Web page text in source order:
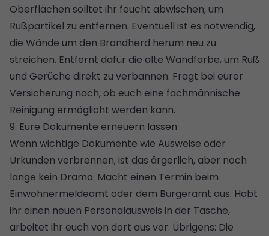
Oberflächen solltet ihr feucht abwischen, um
Rußpartikel zu entfernen. Eventuell ist es notwendig,
die Wände um den Brandherd herum neu zu
streichen. Entfernt dafür die alte Wandfarbe, um Ruß
und Gerüche direkt zu verbannen. Fragt bei eurer
Versicherung nach, ob euch eine fachmännische
Reinigung ermöglicht werden kann.
9. Eure Dokumente erneuern lassen
Wenn wichtige Dokumente wie Ausweise oder
Urkunden verbrennen, ist das ärgerlich, aber noch
lange kein Drama. Macht einen Termin beim
Einwohnermeldeamt oder dem Bürgeramt aus. Habt
ihr einen neuen Personalausweis in der Tasche,
arbeitet ihr euch von dort aus vor. Übrigens: Die